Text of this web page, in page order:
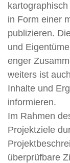
in Form einer
publizieren.
und
enger
weiters ist
Inhalte und
informieren.
Im Rahmen
Projektziele
überprüfbare